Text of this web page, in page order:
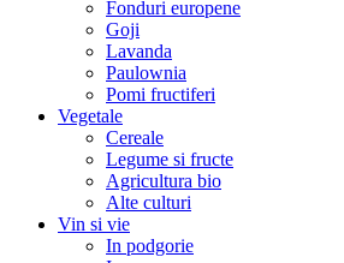
Fonduri europene
Goji
Lavanda
Paulownia
Pomi fructiferi
Vegetale
Cereale
Legume si fructe
Agricultura bio
Alte culturi
Vin si vie
In podgorie